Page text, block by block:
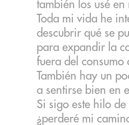
también los usé en
Toda mi vida he
descubrir qué se
para expandir la
fuera del consumo
También hay un
a sentirse bien en
Si sigo este hilo
¿perderé mi